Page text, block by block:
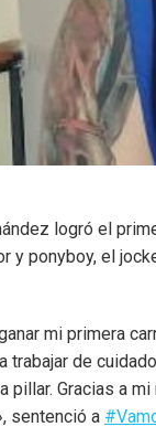
logró el
y ponyboy, el
mi primera
de
pillar. Gracias a
sentenció a #